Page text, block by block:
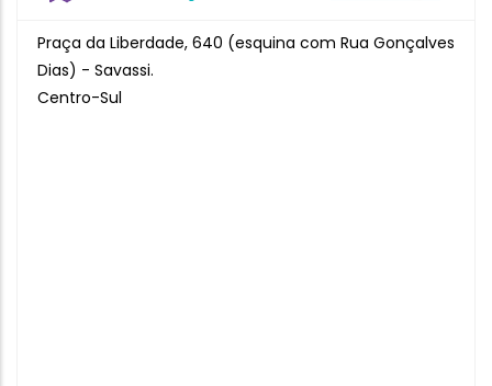
Praça da Liberdade, 640 (esquina com Rua Gonçalves
Dias) - Savassi.
Centro-Sul